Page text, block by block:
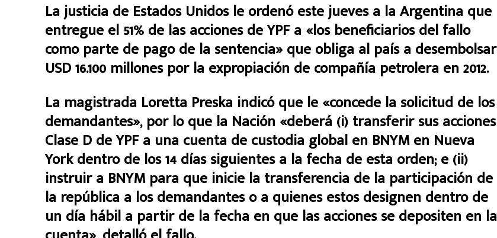
La justicia de Estados Unidos le ordenó este jueves a la Argentina que
entregue el 51% de las acciones de YPF a «los beneficiarios del fallo
como parte de pago de la sentencia» que obliga al país a desembolsar
USD 16.100 millones por la expropiación de compañía petrolera en 2012.
La magistrada Loretta Preska indicó que le «concede la solicitud de los
demandantes», por lo que la Nación «deberá (i) transferir sus acciones
Clase D de YPF a una cuenta de custodia global en BNYM en Nueva
York dentro de los 14 días siguientes a la fecha de esta orden; e (ii)
instruir a BNYM para que inicie la transferencia de la participación de
la república a los demandantes o a quienes estos designen dentro de
un día hábil a partir de la fecha en que las acciones se depositen en la